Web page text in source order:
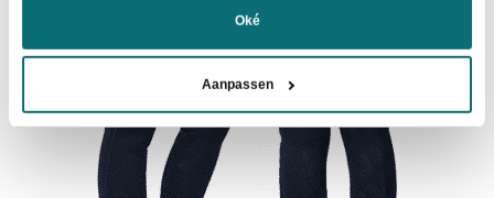
Oké
Aanpassen
op
productpagina